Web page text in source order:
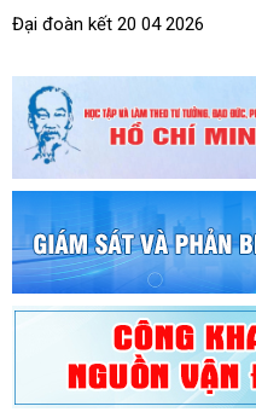
Đại đoàn kết 20 04 2026